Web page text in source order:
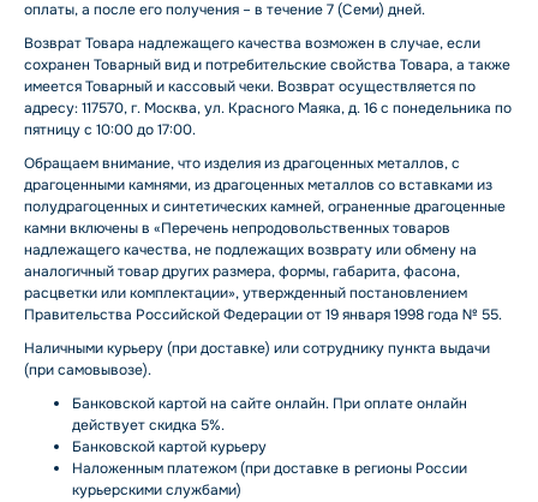
оплаты, а после его получения – в течение 7 (Семи) дней.
Возврат Товара надлежащего качества возможен в случае, если
сохранен Товарный вид и потребительские свойства Товара, а также
имеется Товарный и кассовый чеки. Возврат осуществляется по
адресу: 117570, г. Москва, ул. Красного Маяка, д. 16 с понедельника по
пятницу с 10:00 до 17:00.
Обращаем внимание, что изделия из драгоценных металлов, с
драгоценными камнями, из драгоценных металлов со вставками из
полудрагоценных и синтетических камней, ограненные драгоценные
камни включены в «Перечень непродовольственных товаров
надлежащего качества, не подлежащих возврату или обмену на
аналогичный товар других размера, формы, габарита, фасона,
расцветки или комплектации», утвержденный постановлением
Правительства Российской Федерации от 19 января 1998 года № 55.
Наличными курьеру (при доставке) или сотруднику пункта выдачи
(при самовывозе).
Банковской картой на сайте онлайн. При оплате онлайн
действует скидка 5%.
Банковской картой курьеру
Наложенным платежом (при доставке в регионы России
курьерскими службами)